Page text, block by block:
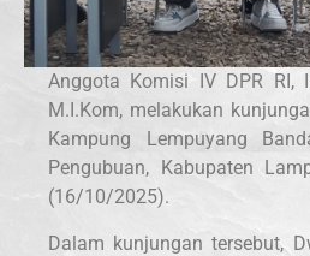
Anggota Komisi IV DPR RI,
M.I.Kom, melakukan
Kampung Lempuyang
Pengubuan, Kabupaten
(16/10/2025).
Dalam kunjungan tersebut,